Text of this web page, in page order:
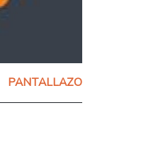
PANTALLAZO